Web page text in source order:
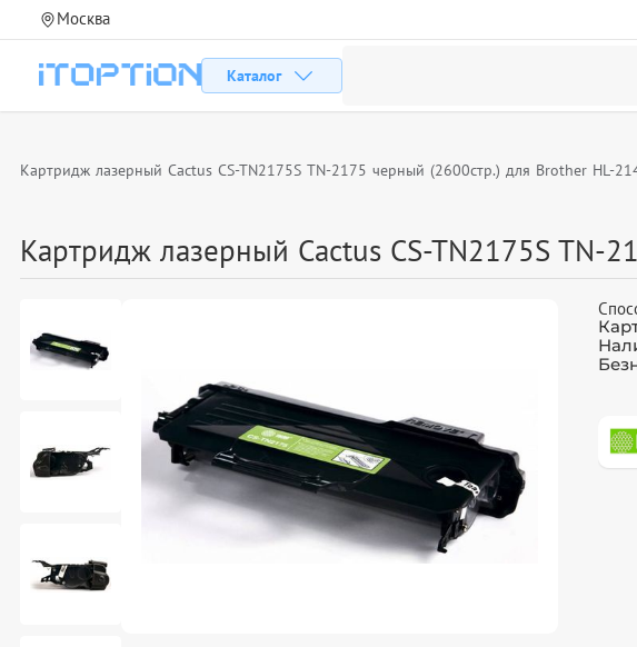
Москва
Каталог
Картридж лазерный Cactus CS-TN2175S TN-2175 черный (2600стр.) для Brother HL-
Картридж лазерный Cactus CS-TN2175S